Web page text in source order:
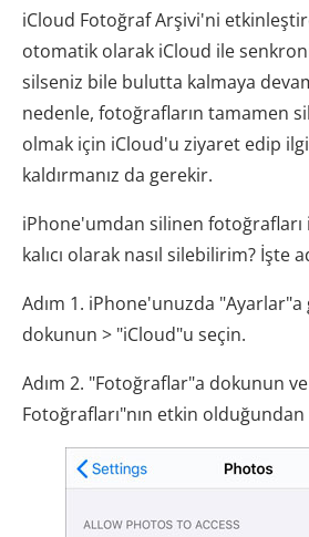
iCloud Fotoğraf Arşivi'ni
otomatik olarak iCloud ile
silseniz bile bulutta kalmaya
nedenle, fotoğrafların tamamen
olmak için iCloud'u ziyaret edip
kaldırmanız da gerekir.
iPhone'umdan silinen fotoğrafları
kalıcı olarak nasıl silebilirim? İşte
Adım 1. iPhone'unuzda "Ayarlar"a
dokunun > "iCloud"u seçin.
Adım 2. "Fotoğraflar"a dokunun
Fotoğrafları"nın etkin